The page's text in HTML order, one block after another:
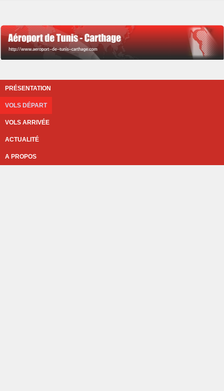
PRÉSENTATION
VOLS DÉPART
VOLS ARRIVÉE
ACTUALITÉ
A PROPOS